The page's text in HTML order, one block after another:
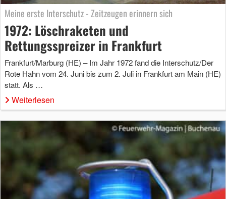
Meine erste Interschutz - Zeitzeugen erinnern sich
1972: Löschraketen und
Rettungsspreizer in Frankfurt
Frankfurt/Marburg (HE) – Im Jahr 1972 fand die Interschutz/Der
Rote Hahn vom 24. Juni bis zum 2. Juli in Frankfurt am Main (HE)
statt. Als …
Weiterlesen